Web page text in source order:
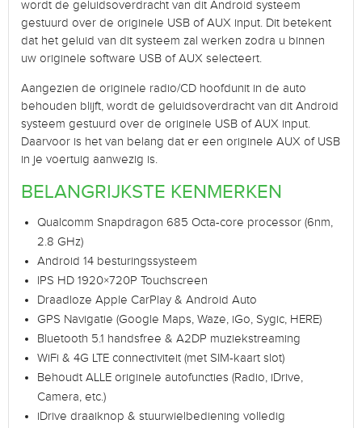
wordt de geluidsoverdracht van dit Android systeem
gestuurd over de originele USB of AUX input. Dit betekent
dat het geluid van dit systeem zal werken zodra u binnen
uw originele software USB of AUX selecteert.
Aangezien de originele radio/CD hoofdunit in de auto
behouden blijft, wordt de geluidsoverdracht van dit Android
systeem gestuurd over de originele USB of AUX input.
Daarvoor is het van belang dat er een originele AUX of USB
in je voertuig aanwezig is.
BELANGRIJKSTE KENMERKEN
Qualcomm Snapdragon 685 Octa-core processor (6nm,
2.8 GHz)
Android 14 besturingssysteem
IPS HD 1920×720P Touchscreen
Draadloze Apple CarPlay & Android Auto
GPS Navigatie (Google Maps, Waze, iGo, Sygic, HERE)
Bluetooth 5.1 handsfree & A2DP muziekstreaming
WiFi & 4G LTE connectiviteit (met SIM-kaart slot)
Behoudt ALLE originele autofuncties (Radio, iDrive,
Camera, etc.)
iDrive draaiknop & stuurwielbediening volledig